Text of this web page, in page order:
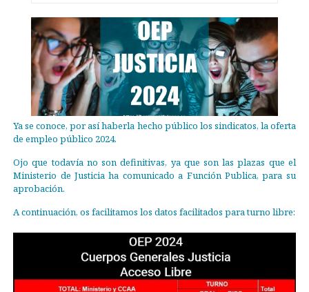
Ya se conoce, por así haberla hecho público los sindicatos, la oferta
de empleo público 2024.
Ojo que todavía no son definitivas, ya que son las plazas que el
Ministerio de Justicia ha comunicado a Función Publica, para su
aprobación.
A continuación, os facilitamos los datos facilitados para turno libre: